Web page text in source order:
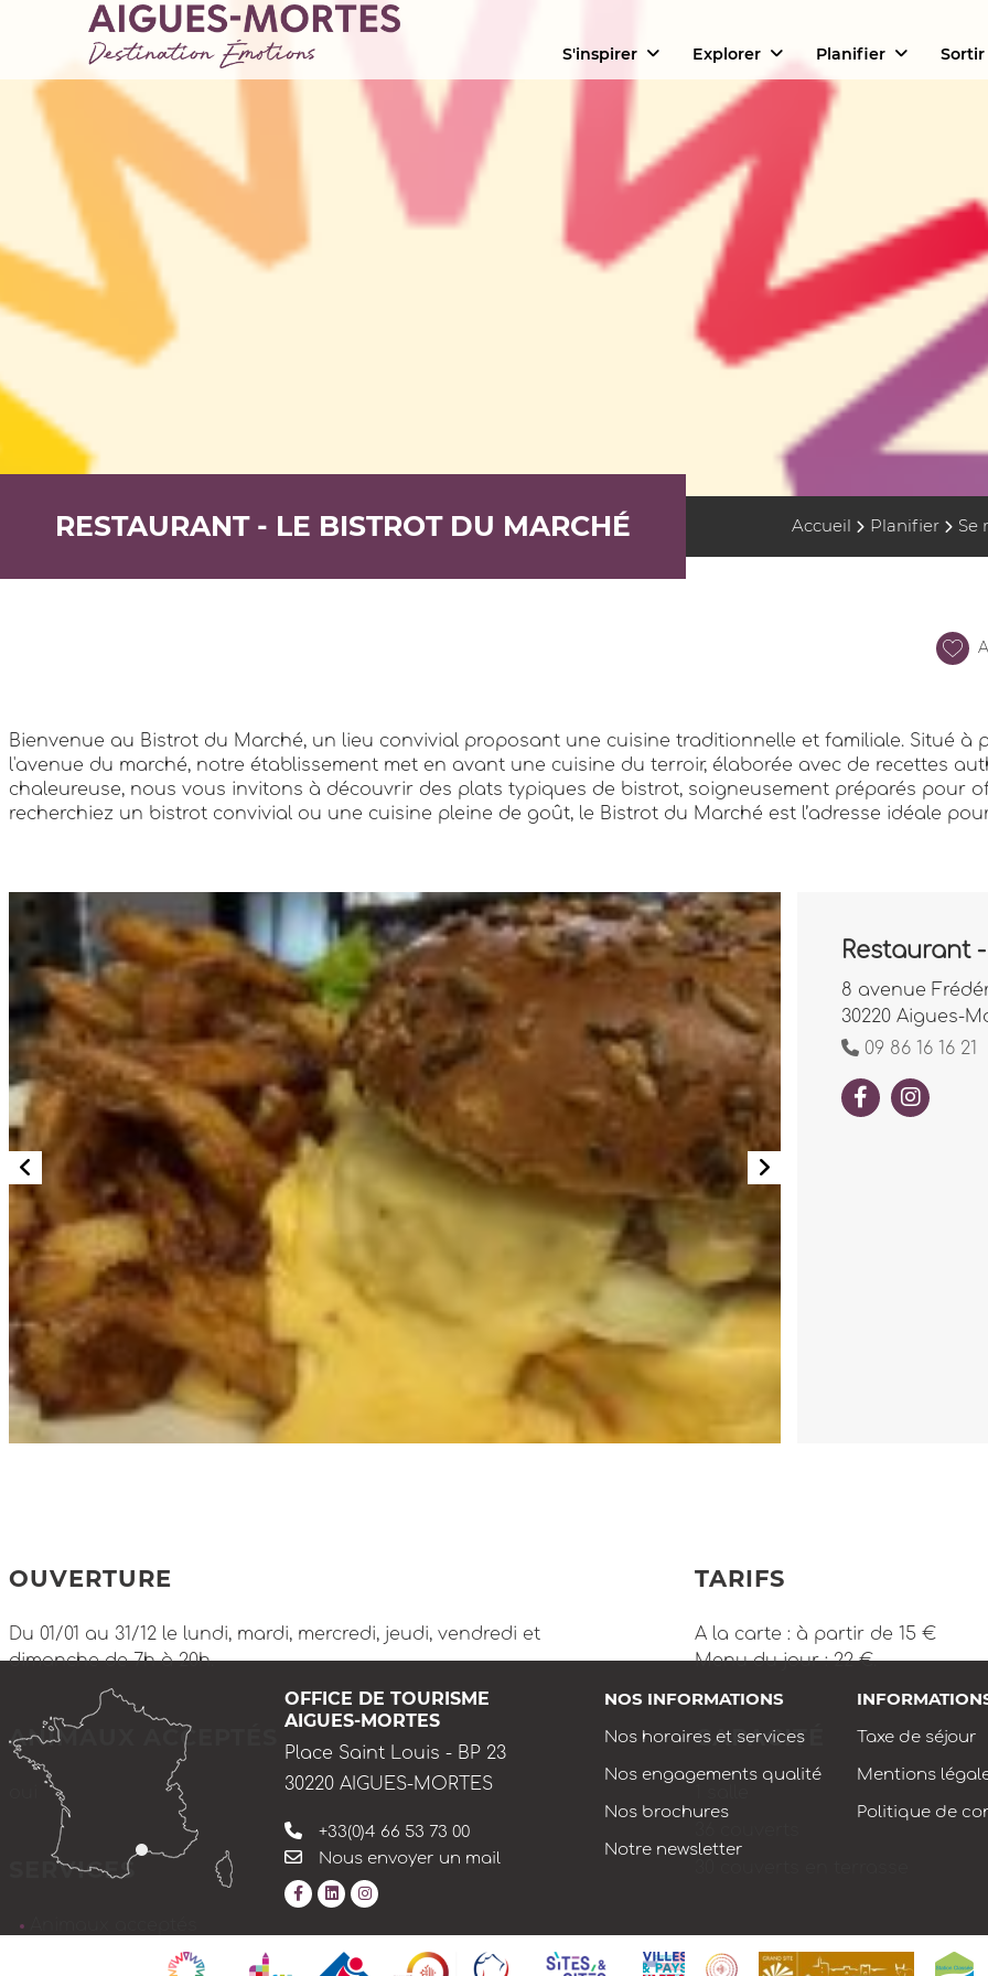
RESTAURANT - LE BISTROT DU MARCHÉ Accueil Planifier Se
Bienvenue au Bistrot du Marché, un lieu convivial proposant une cuisine traditionnelle et familiale. Situé à
l'avenue du marché, notre établissement met en avant une cuisine du terroir, élaborée avec de recettes
chaleureuse, nous vous invitons à découvrir des plats typiques de bistrot, soigneusement préparés pour
recherchiez un bistrot convivial ou une cuisine pleine de goût, le Bistrot du Marché est l’adresse idéale
Restaurant
8 avenue
30220 Aigues-
09 86 16 16 21
OUVERTURE
Du 01/01 au 31/12 le lundi, mardi, mercredi, jeudi, vendredi et
dimanche de 7h à 20h.
ANIMAUX ACCEPTÉS
SERVICES
TARIFS
A la carte : à partir de 15 €
Menu du jour : 22 €.
CAPACITÉ
S'inspirer Explorer Planifier Sortir
OFFICE DE TOURISME
AIGUES-MORTES
Place Saint Louis - BP 23
30220 AIGUES-MORTES
+33(0)4 66 53 73 00
Nous envoyer un mail
NOS INFORMATIONS
Nos horaires et services
Nos engagements qualité
Nos brochures
Notre newsletter
Taxe de séjour
Mentions
Politique de